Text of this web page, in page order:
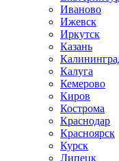
Иваново
Ижевск
Иркутск
Казань
Калуга
Кемерово
Киров
Кострома
Краснодар
Красноярск
Курск
Липецк